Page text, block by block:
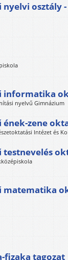
osztály
informatika
nyelvű Gimnázium
zene
Intézet és
matematika
fizaka tagozat